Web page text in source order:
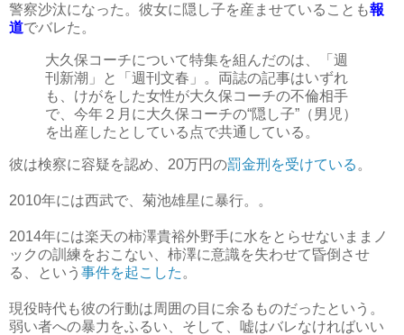
警察沙汰になった。彼女に隠し子を産ませていることも報
道でバレた。
大久保コーチについて特集を組んだのは、「週
刊新潮」と「週刊文春」。両誌の記事はいずれ
も、けがをした女性が大久保コーチの不倫相手
で、今年２月に大久保コーチの“隠し子”（男児）
を出産したとしている点で共通している。
彼は検察に容疑を認め、20万円の罰金刑を受けている 。
2010年には西武で、菊池雄星に暴行。。
2014年には楽天の柿澤貴裕外野手に水をとらせないままノ
ックの訓練をおこない、柿澤に意識を失わせて昏倒させ
る、という 事件を起こした 。
現役時代も彼の行動は周囲の目に余るものだったという。
弱い者への暴力をふるい、そして、嘘はバレなければいい